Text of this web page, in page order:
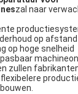
zal naar
op afstand
op hoge snelheid
zullen